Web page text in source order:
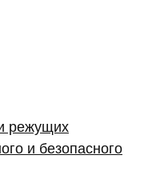
режущих
и безопасного